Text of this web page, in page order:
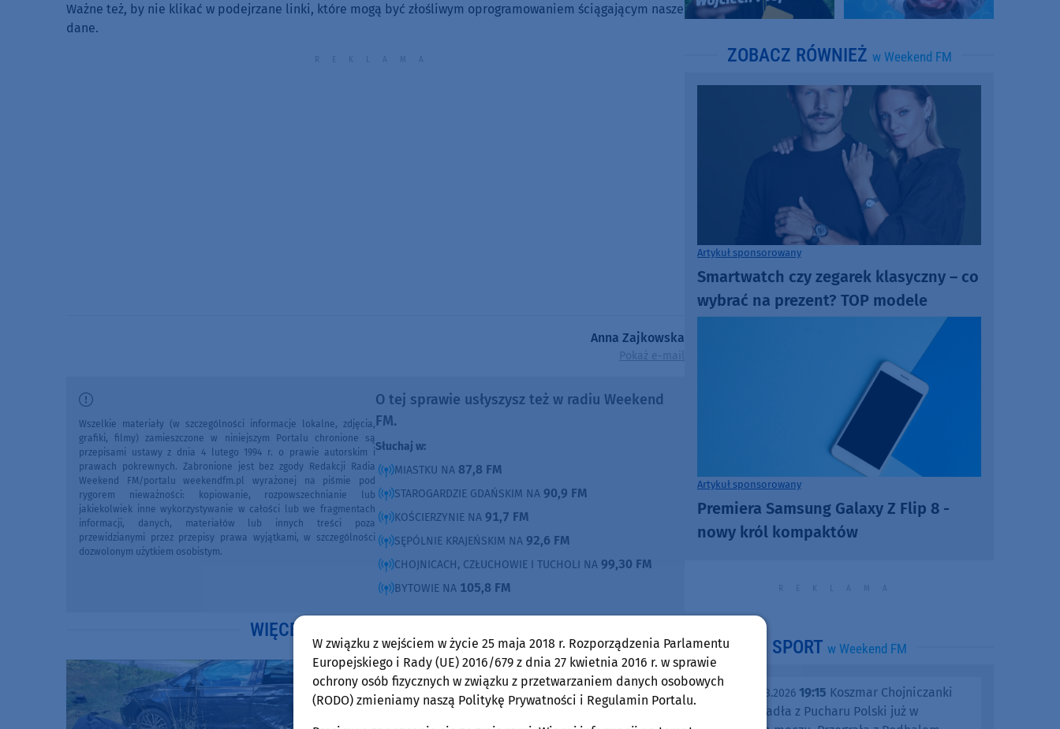
decrease
Ważne też, by nie klikać w podejrzane linki, które mogą być złośliwym oprogramowaniem ściągającym nasze
dane.
Anna Zajkowska
Pokaż e-mail
O tej sprawie usłyszysz też w radiu Weekend
FM.
Słuchaj w:
MIASTKU NA 87,8 FM
STAROGARDZIE GDAŃSKIM NA 90,9 FM
KOŚCIERZYNIE NA 91,7 FM
SĘPÓLNIE KRAJEŃSKIM NA 92,6 FM
CHOJNICACH, CZŁUCHOWIE I TUCHOLI NA 99,30 FM
BYTOWIE NA 105,8 FM
Wszelkie materiały (w szczególności informacje lokalne, zdjęcia,
grafiki, filmy) zamieszczone w niniejszym Portalu chronione są
przepisami ustawy z dnia 4 lutego 1994 r. o prawie autorskim i
prawach pokrewnych. Zabronione jest bez zgody Redakcji Radia
Weekend FM/portalu weekendfm.pl wyrażonej na piśmie pod
rygorem nieważności: kopiowanie, rozpowszechnianie lub
jakiekolwiek inne wykorzystywanie w całości lub we fragmentach
informacji, danych, materiałów lub innych treści poza
przewidzianymi przez przepisy prawa wyjątkami, w szczególności
dozwolonym użytkiem osobistym.
WIĘCEJ WIADOMOŚCI
Powiat Kościerski
niedziela, 2 sierpnia 2026, 22:12
Zderzenie auta i motocykla na drodze między
ZOBACZ RÓWNIEŻ w Weekend FM
Artykuł sponsorowany
Smartwatch czy zegarek klasyczny – co
wybrać na prezent? TOP modele
Artykuł sponsorowany
Premiera Samsung Galaxy Z Flip 8 -
nowy król kompaktów
SPORT w Weekend FM
środa, 05.08.2026 19:15 Koszmar Chojniczanki
trwa. Odpadła z Pucharu Polski już w
W związku z wejściem w życie 25 maja 2018 r. Rozporządzenia Parlamentu
Europejskiego i Rady (UE) 2016/679 z dnia 27 kwietnia 2016 r. w sprawie
ochrony osób fizycznych w związku z przetwarzaniem danych osobowych
(RODO) zmieniamy naszą Politykę Prywatności i Regulamin Portalu.